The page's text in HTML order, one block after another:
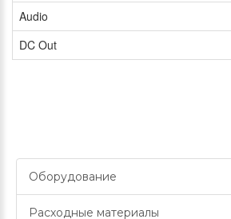
Audio
DC Out
Оборудование
Расходные материалы